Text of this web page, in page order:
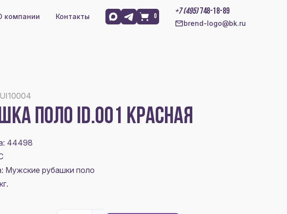
компании Контакты 0
+7 (495)748-18-89
brend-logo@bk.ru
ПОЛО ID.001 КРАСНАЯ
44498
Мужские рубашки поло